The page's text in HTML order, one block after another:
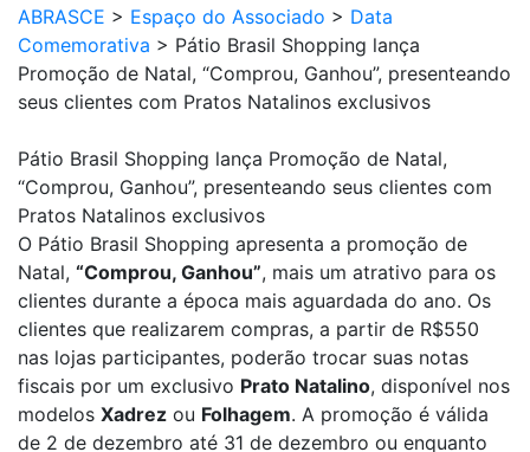
ABRASCE > Espaço do Associado > Data
Comemorativa > Pátio Brasil Shopping lança
Promoção de Natal, “Comprou, Ganhou”, presenteando
seus clientes com Pratos Natalinos exclusivos
Pátio Brasil Shopping lança Promoção de Natal,
“Comprou, Ganhou”, presenteando seus clientes com
Pratos Natalinos exclusivos
O Pátio Brasil Shopping apresenta a promoção de
Natal, “Comprou, Ganhou”, mais um atrativo para os
clientes durante a época mais aguardada do ano. Os
clientes que realizarem compras, a partir de R$550
nas lojas participantes, poderão trocar suas notas
fiscais por um exclusivo Prato Natalino, disponível nos
modelos Xadrez ou Folhagem. A promoção é válida
de 2 de dezembro até 31 de dezembro ou enquanto